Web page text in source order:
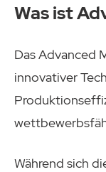
Was ist
Das Advanced
innovativer
Während sich